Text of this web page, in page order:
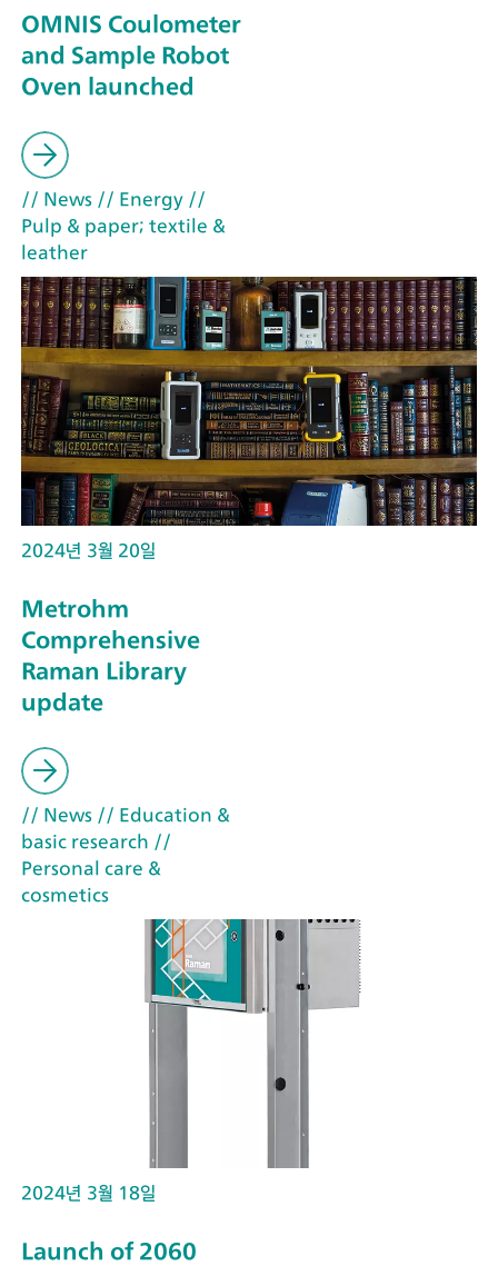
OMNIS Coulometer
and Sample Robot
Oven launched
// News // Energy //
Pulp & paper; textile &
leather
2024년 3월 20일
Metrohm
Comprehensive
Raman Library
update
// News // Education &
basic research //
Personal care &
cosmetics
2024년 3월 18일
Launch of 2060